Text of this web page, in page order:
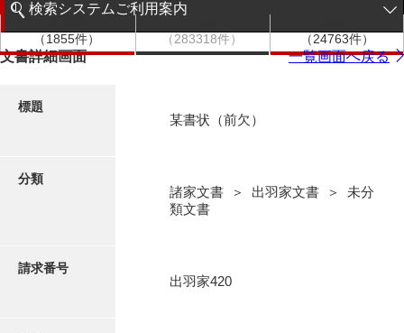
階層検索
写真・絵はがき
検索システムご利用案内
検索システムの利用について
（1855件）
（283318件）
（24763件）
文書詳細画面 一覧画面へ戻る
標題
某書状（前欠）
分類
諸家文書 ＞ 出羽家文書 ＞ 未分
類文書
請求番号
出羽家420